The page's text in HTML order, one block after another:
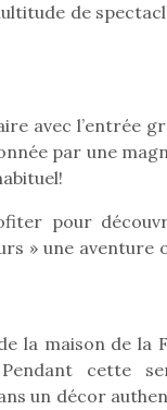
de
avec l’entrée
par une
pour
» une aventure
la maison de la
cette
un décor